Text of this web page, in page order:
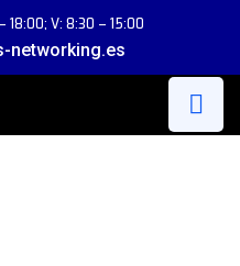
18:00; V: 8:30 – 15:00
networking.es